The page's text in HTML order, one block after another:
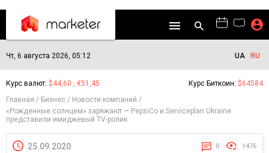
Чт, 6 августа 2026, 05:12 UA RU
Курс валют: $44,60 , €51,45 Курс Биткоин: $64584
Главная
Бизнес
Новости компаний
«Рожденные солнцем» заряжают — PepsiCo и Serviceplan Ukraine
представили имиджевый TV-ролик
25.09.2020 0 1476